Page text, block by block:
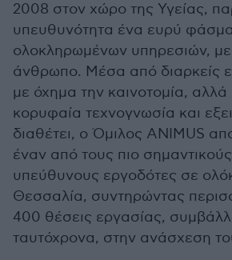
2008 στον χώρο της Υγείας,
υπευθυνότητα ένα ευρύ φάσμα
ολοκληρωμένων υπηρεσιών, με
άνθρωπο. Μέσα από διαρκείς
με όχημα την καινοτομία, αλλά
κορυφαία τεχνογνωσία και
διαθέτει, ο Όμιλος ANIMUS
έναν από τους πιο σημαντικούς
υπεύθυνους εργοδότες σε
Θεσσαλία, συντηρώντας
400 θέσεις εργασίας,
ταυτόχρονα, στην ανάσχεση